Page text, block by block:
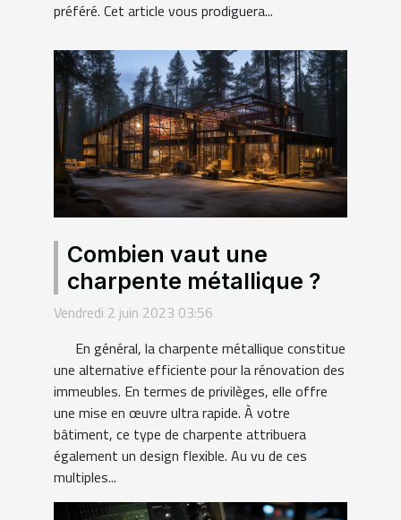
préféré. Cet article vous prodiguera...
Combien vaut une
charpente métallique ?
Vendredi 2 juin 2023 03:56
En général, la charpente métallique constitue
une alternative efficiente pour la rénovation des
immeubles. En termes de privilèges, elle offre
une mise en œuvre ultra rapide. À votre
bâtiment, ce type de charpente attribuera
également un design flexible. Au vu de ces
multiples...